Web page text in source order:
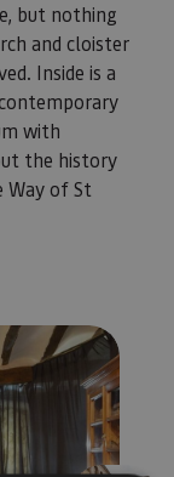
but nothing
and cloister
Inside is a
with
the history
Way of St